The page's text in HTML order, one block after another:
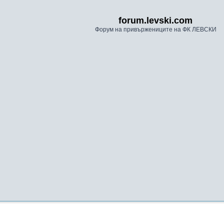
forum.levski.com
Форум на привържениците на ФК ЛЕВСКИ